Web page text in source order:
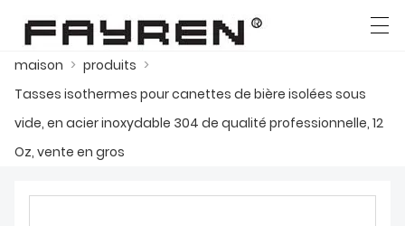
العربية
maison > produits >
Tasses isothermes pour canettes de bière isolées sous
vide, en acier inoxydable 304 de qualité professionnelle, 12
Oz, vente en gros